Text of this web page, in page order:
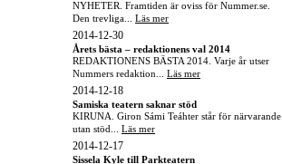
NYHETER. Framtiden är oviss för Nummer.se.
Den trevliga... Läs mer
2014-12-30
Årets bästa – redaktionens val 2014
REDAKTIONENS BÄSTA 2014. Varje år utser
Nummers redaktion... Läs mer
2014-12-18
Samiska teatern saknar stöd
KIRUNA. Giron Sámi Teáhter står för närvarande
utan stöd... Läs mer
2014-12-17
Sissela Kyle till Parkteatern